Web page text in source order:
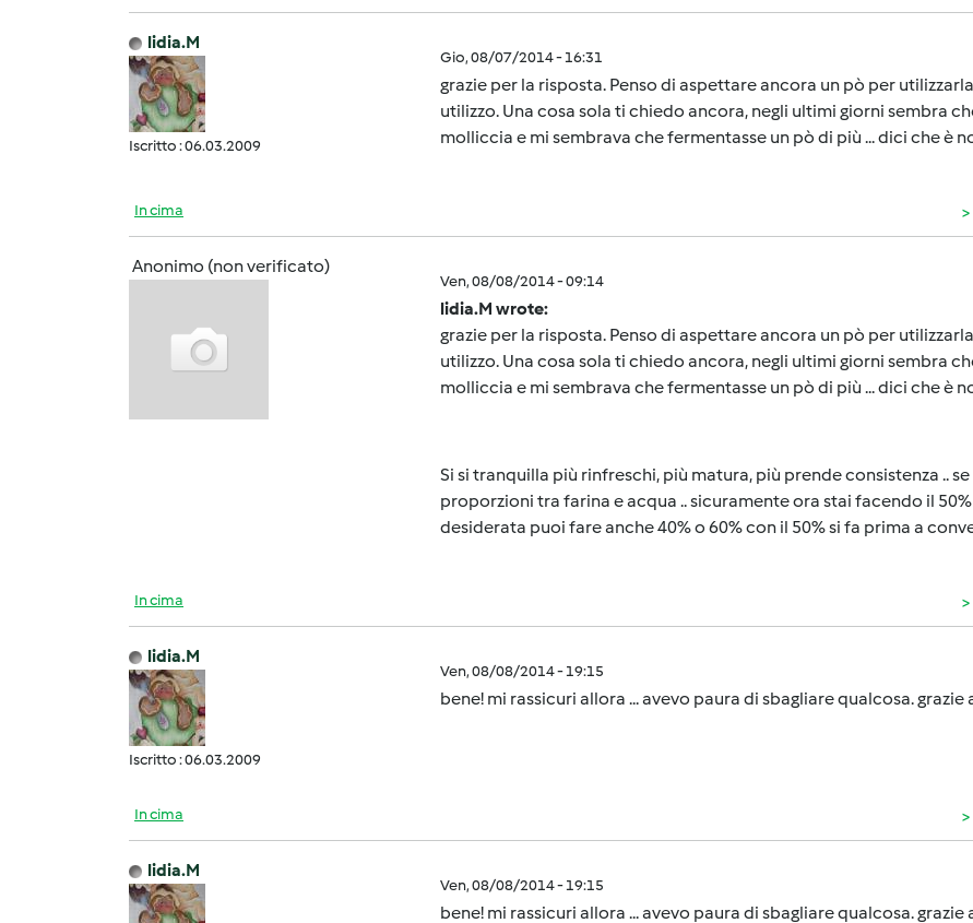
lidia.M
Iscritto : 06.03.2009
Gio, 08/07/2014 - 16:31
grazie per la risposta. Penso di aspettare ancora un pò per
utilizzo. Una cosa sola ti chiedo ancora, negli ultimi giorni sembra
molliccia e mi sembrava che fermentasse un pò di più ... dici che è
In cima
Anonimo (non verificato)
Ven, 08/08/2014 - 09:14
lidia.M wrote:
grazie per la risposta. Penso di aspettare ancora un pò per
utilizzo. Una cosa sola ti chiedo ancora, negli ultimi giorni sembra
molliccia e mi sembrava che fermentasse un pò di più ... dici che è
Si si tranquilla più rinfreschi, più matura, più prende consistenza ..
proporzioni tra farina e acqua .. sicuramente ora stai facendo il
desiderata puoi fare anche 40% o 60% con il 50% si fa prima a
In cima
lidia.M
Iscritto : 06.03.2009
Ven, 08/08/2014 - 19:15
bene! mi rassicuri allora ... avevo paura di sbagliare qualcosa. grazie
In cima
lidia.M
Ven, 08/08/2014 - 19:15
bene! mi rassicuri allora ... avevo paura di sbagliare qualcosa. grazie